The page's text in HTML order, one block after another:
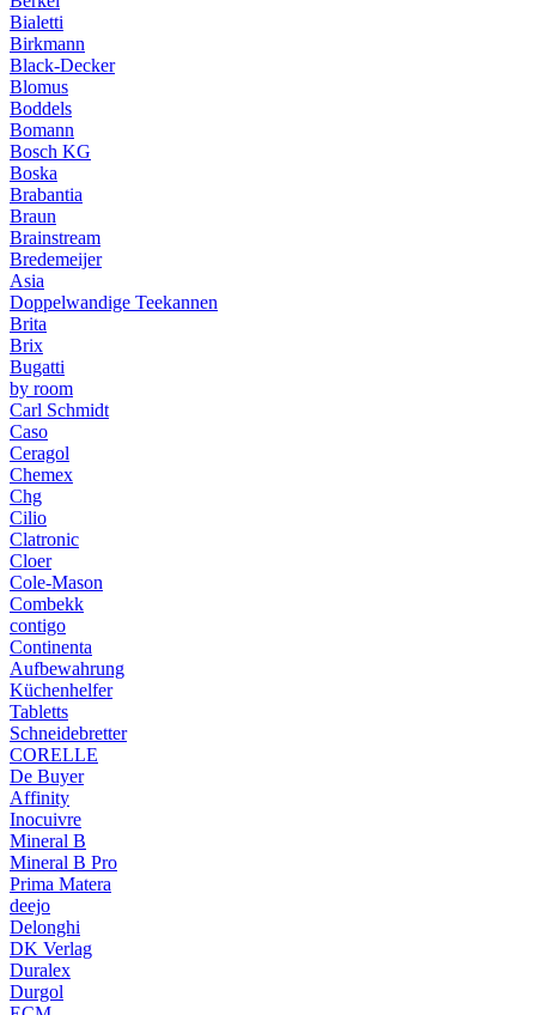
Bialetti
Birkmann
Black-Decker
Blomus
Boddels
Bomann
Bosch KG
Boska
Brabantia
Braun
Brainstream
Bredemeijer
Asia
Doppelwandige Teekannen
Brita
Brix
Bugatti
by room
Carl Schmidt
Caso
Ceragol
Chemex
Chg
Cilio
Clatronic
Cloer
Cole-Mason
Combekk
contigo
Continenta
Aufbewahrung
Küchenhelfer
Tabletts
Schneidebretter
CORELLE
De Buyer
Affinity
Inocuivre
Mineral B
Mineral B Pro
Prima Matera
deejo
Delonghi
DK Verlag
Duralex
Durgol